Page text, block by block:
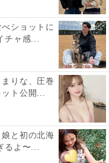
ショットに
チャ感...
まりな、圧巻
ト公開...
娘と初の北海
るよ〜...